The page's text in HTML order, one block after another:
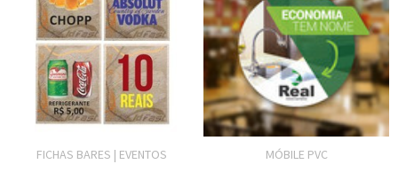
FICHAS BARES | EVENTOS
MÓBILE PVC